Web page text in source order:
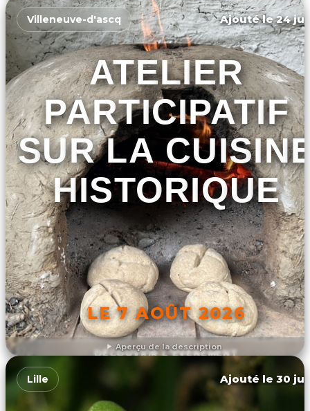
Aperçu de la description
Villeneuve-d'ascq Ajouté le 24
ATELIER
PARTICIPATIF
SUR LA
HISTORIQUE
LE 7 AOÛT 2026
DÉCOUVRIR L'ÉVÉNEMENT
Lille Ajouté le 30